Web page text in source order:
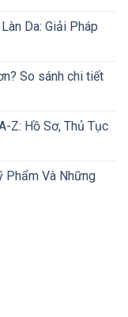
Da: Giải Pháp
So sánh chi tiết
Z: Hồ Sơ, Thủ Tục
Phẩm Và Những